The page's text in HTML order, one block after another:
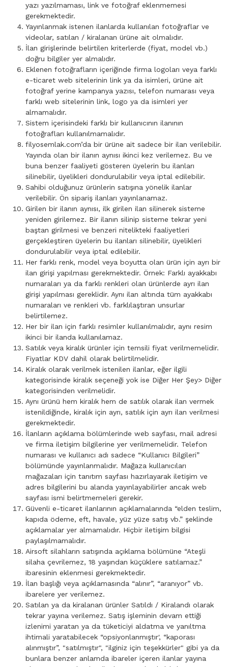
yazı yazılmaması, link ve fotoğraf eklenmemesi
gerekmektedir.
Yayınlanmak istenen ilanlarda kullanılan fotoğraflar ve
videolar, satılan / kiralanan ürüne ait olmalıdır.
İlan girişlerinde belirtilen kriterlerde (fiyat, model vb.)
doğru bilgiler yer almalıdır.
Eklenen fotoğrafların içeriğinde firma logoları veya farklı
e-ticaret web sitelerinin link ya da isimleri, ürüne ait
fotoğraf yerine kampanya yazısı, telefon numarası veya
farklı web sitelerinin link, logo ya da isimleri yer
almamalıdır.
Sistem içerisindeki farklı bir kullanıcının ilanının
fotoğrafları kullanılmamalıdır.
filyosemlak.com’da bir ürüne ait sadece bir ilan verilebilir.
Yayında olan bir ilanın aynısı ikinci kez verilemez. Bu ve
buna benzer faaliyeti gösteren üyelerin bu ilanları
silinebilir, üyelikleri dondurulabilir veya iptal edilebilir.
Sahibi olduğunuz ürünlerin satışına yönelik ilanlar
verilebilir. Ön sipariş ilanları yayınlanamaz.
Girilen bir ilanın aynısı, ilk girilen ilan silinerek sisteme
yeniden girilemez. Bir ilanın silinip sisteme tekrar yeni
baştan girilmesi ve benzeri nitelikteki faaliyetleri
gerçekleştiren üyelerin bu ilanları silinebilir, üyelikleri
dondurulabilir veya iptal edilebilir.
Her farklı renk, model veya boyutta olan ürün için ayrı bir
ilan girişi yapılması gerekmektedir. Örnek: Farklı ayakkabı
numaraları ya da farklı renkleri olan ürünlerde ayrı ilan
girişi yapılması gereklidir. Aynı ilan altında tüm ayakkabı
numaraları ve renkleri vb. farklılaştıran unsurlar
belirtilemez.
Her bir ilan için farklı resimler kullanılmalıdır, aynı resim
ikinci bir ilanda kullanılamaz.
Satılık veya kiralık ürünler için temsili fiyat verilmemelidir.
Fiyatlar KDV dahil olarak belirtilmelidir.
Kiralık olarak verilmek istenilen ilanlar, eğer ilgili
kategorisinde kiralık seçeneği yok ise Diğer Her Şey> Diğer
kategorisinden verilmelidir.
Aynı ürünü hem kiralık hem de satılık olarak ilan vermek
istenildiğinde, kiralık için ayrı, satılık için ayrı ilan verilmesi
gerekmektedir.
İlanların açıklama bölümlerinde web sayfası, mail adresi
ve firma iletişim bilgilerine yer verilmemelidir. Telefon
numarası ve kullanıcı adı sadece “Kullanıcı Bilgileri”
bölümünde yayınlanmalıdır. Mağaza kullanıcıları
mağazaları için tanıtım sayfası hazırlayarak iletişim ve
adres bilgilerini bu alanda yayınlayabilirler ancak web
sayfası ismi belirtmemeleri gerekir.
Güvenli e-ticaret ilanlarının açıklamalarında “elden teslim,
kapıda ödeme, eft, havale, yüz yüze satış vb.” şeklinde
açıklamalar yer almamalıdır. Hiçbir iletişim bilgisi
paylaşılmamalıdır.
Airsoft silahların satışında açıklama bölümüne “Ateşli
silaha çevrilemez, 18 yaşından küçüklere satılamaz.”
ibaresinin eklenmesi gerekmektedir.
İlan başlığı veya açıklamasında “alınır”, “aranıyor” vb.
ibarelere yer verilemez.
Satılan ya da kiralanan ürünler Satıldı / Kiralandı olarak
tekrar yayına verilemez. Satış işleminin devam ettiği
izlenimi yaratan ya da tüketiciyi aldatma ve yanıltma
ihtimali yaratabilecek “opsiyonlanmıştır', “kaporası
alınmıştır”, "satılmıştır", "ilginiz için teşekkürler" gibi ya da
bunlara benzer anlamda ibareler içeren ilanlar yayına